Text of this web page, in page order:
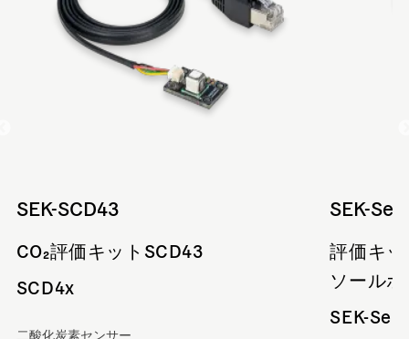
SEK-SCD43
CO₂評価キットSCD43
SCD4x
二酸化炭素センサー
SEK-
評価キ
ソール
SEK-